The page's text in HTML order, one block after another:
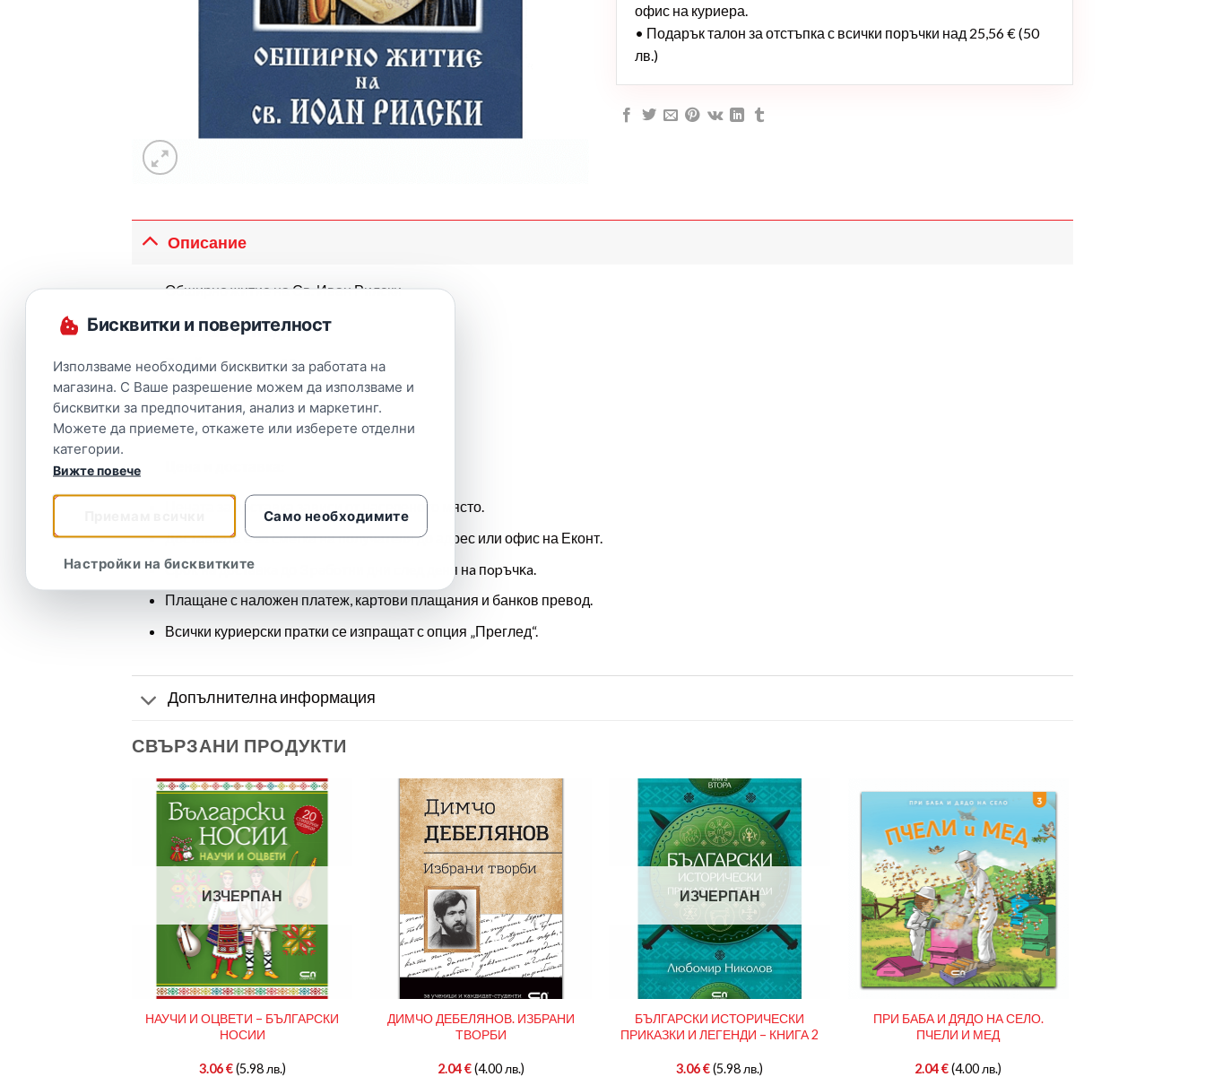
офис на куриера.
• Подарък талон за отстъпка с всички поръчки над 25,56 € (50
лв.)
Описание
Обширно житие на Св. Иван Рилски
Издател: Витезда
Брой страници: 88
Език:български
Корица:мека
Цената за доставка зависи от населеното място.
Доставката е за сметка на получателя до адрес или офис на Еконт.
Cpoĸ нa дocтaвĸa до 3 paбoтни дни cлeд дeня нa пopъчĸa.
Плащане с наложен платеж, картови плащания и банков превод.
Всички куриерски пратки се изпращат с опция „Преглед“.
Допълнителна информация
СВЪРЗАНИ ПРОДУКТИ
ИЗЧЕРПАН
НАУЧИ И ОЦВЕТИ – БЪЛГАРСКИ
НОСИИ
3.06€(5.98 лв.)
ДИМЧО ДЕБЕЛЯНОВ. ИЗБРАНИ
ТВОРБИ
2.04€(4.00 лв.)
ИЗЧЕРПАН
БЪЛГАРСКИ ИСТОРИЧЕСКИ
ПРИКАЗКИ И ЛЕГЕНДИ – КНИГА 2
3.06€(5.98 лв.)
ПРИ БАБА И ДЯДО НА СЕЛО.
ПЧЕЛИ И МЕД
2.04€(4.00 лв.)
Бисквитки и поверителност
Използваме необходими бисквитки за работата на
магазина. С Ваше разрешение можем да използваме и
бисквитки за предпочитания, анализ и маркетинг.
Можете да приемете, откажете или изберете отделни
категории.
Само необходимите
Настройки на бисквитките
Вижте повече